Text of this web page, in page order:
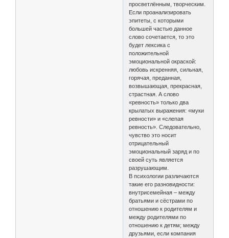
просветлённым, творческим.
Если проанализировать
эпитеты, с которыми
большей частью данное
слово сочетается, то это
будет лексика с
положительной
эмоциональной окраской:
любовь искренняя, сильная,
горячая, преданная,
возвышающая, прекрасная,
страстная. А слово
«ревность» только два
крылатых выражения: «муки
ревности» и «слепая
ревность». Следовательно,
чувство это носит
отрицательный
эмоциональный заряд и по
своей суть является
разрушающим.
В психологии различаются
такие его разновидности:
внутрисемейная – между
братьями и сёстрами по
отношению к родителям и
между родителями по
отношению к детям; между
друзьями, если компания